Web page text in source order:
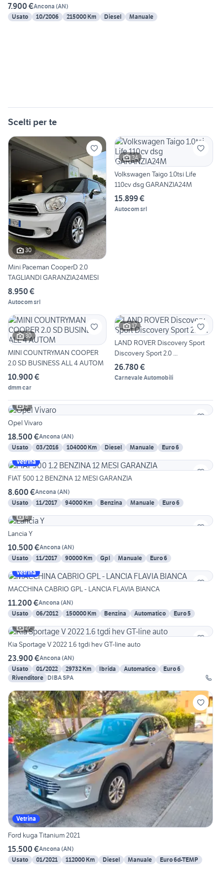
7.900 €Ancona (AN)
Usato
10/2006 215000 Km Diesel Manuale
Scelti per te
30
Mini Paceman CooperD 2.0
TAGLIANDI GARANZIA24MESI
8.950 €
Autocom srl
24
Volkswagen Taigo 1.0tsi Life
110cv dsg GARANZIA24M
15.899 €
Autocom srl
30
MINI COUNTRYMAN COOPER
2.0 SD BUSINESS ALL 4 AUTOM
10.900 €
dmm car
17
LAND ROVER Discovery Sport
Discovery Sport 2.0 ...
26.780 €
Carnevale Automobili
5
Opel Vivaro
18.500 €Ancona (AN)
Usato
03/2016 104000 Km Diesel Manuale
Euro 6
Vetrina
FIAT 500 1.2 BENZINA 12 MESI GARANZIA
8.600 €Ancona (AN)
Usato
11/2017 94000 Km Benzina Manuale
Euro 6
6
Lancia Y
10.500 €Ancona (AN)
Usato
11/2017 90000 Km Gpl Manuale
Euro 6
Vetrina
MACCHINA CABRIO GPL - LANCIA FLAVIA BIANCA
11.200 €Ancona (AN)
Usato
06/2012 150000 Km Benzina Automatico
Euro 5
27
Kia Sportage V 2022 1.6 tgdi hev GT-line auto
23.900 €Ancona (AN)
Usato
01/2022 29732 Km Ibrida Automatico
Euro 6
Rivenditore DIBA SPA
Vetrina
Ford kuga Titanium 2021
15.500 €Ancona (AN)
Usato
01/2021 112000 Km Diesel Manuale Euro 6d-TEMP